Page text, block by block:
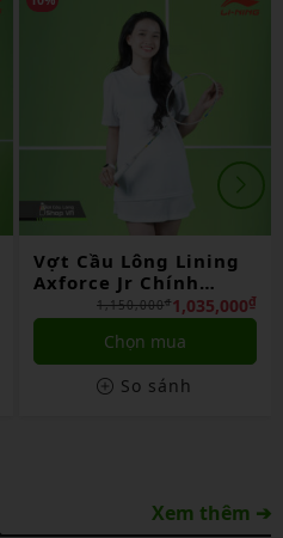
Vợt Cầu Lông Lining
Axforce Jr Chính
1,035,000₫
1,150,000₫
Chọn mua
So sánh
Xem thêm ➔